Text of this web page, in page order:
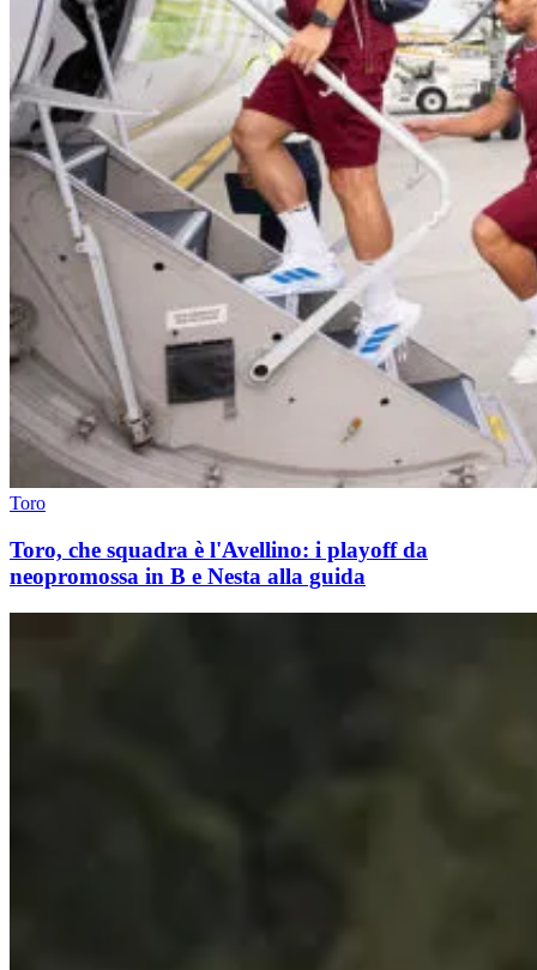
Toro
Toro, che squadra è l'Avellino: i playoff da
neopromossa in B e Nesta alla guida